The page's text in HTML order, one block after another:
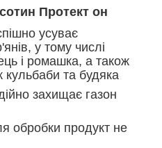
Протект он
усуває
у тому числі
і ромашка, а також
кульбаби та будяка
захищає газон
обробки продукт не